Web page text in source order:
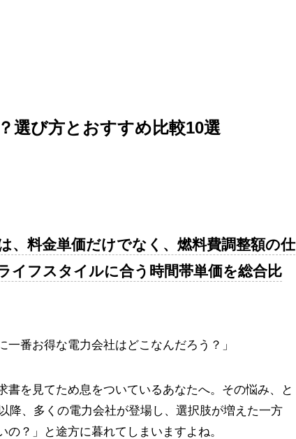
選び方とおすすめ比較10選
、料金単価だけでなく、燃料費調整額の仕
イフスタイルに合う時間帯単価を総合比
番お得な電力会社はどこなんだろう？」
を見てため息をついているあなたへ。その悩み、と
降、多くの電力会社が登場し、選択肢が増えた一方
？」と途方に暮れてしまいますよね。